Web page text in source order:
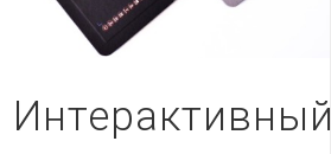
Интерактивный